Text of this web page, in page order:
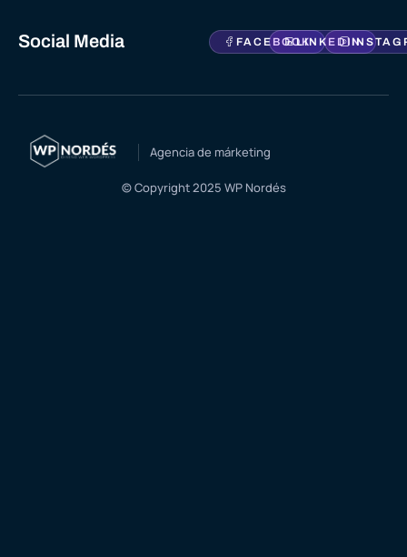
Social Media FACEBOOKLINKEDIN
Agencia de márketing
© Copyright 2025 WP Nordés